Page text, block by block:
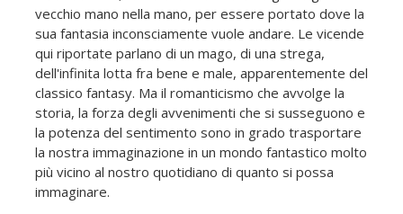
vecchio mano nella mano, per essere portato dove la
sua fantasia inconsciamente vuole andare. Le vicende
qui riportate parlano di un mago, di una strega,
dell'infinita lotta fra bene e male, apparentemente del
classico fantasy. Ma il romanticismo che avvolge la
storia, la forza degli avvenimenti che si susseguono e
la potenza del sentimento sono in grado trasportare
la nostra immaginazione in un mondo fantastico molto
più vicino al nostro quotidiano di quanto si possa
immaginare.